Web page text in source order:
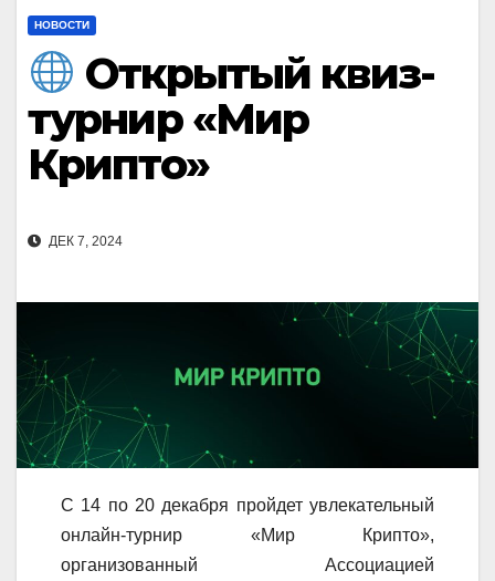
НОВОСТИ
Открытый квиз-
турнир «Мир
Крипто»
ДЕК 7, 2024
С 14 по 20 декабря пройдет увлекательный
онлайн-турнир «Мир Крипто»,
организованный Ассоциацией